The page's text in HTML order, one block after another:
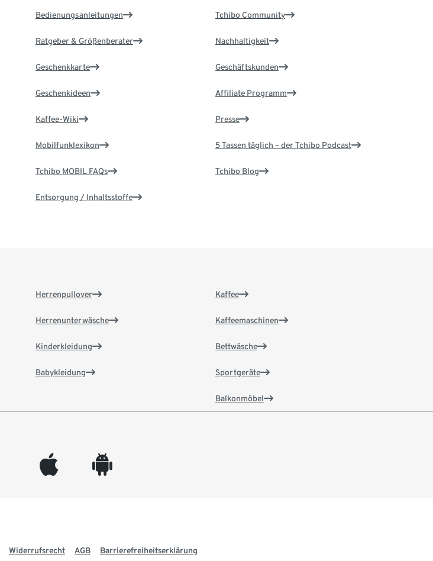
Bedienungsanleitungen
Ratgeber & Größenberater
Geschenkkarte
Geschenkideen
Kaffee-Wiki
Mobilfunklexikon
Tchibo MOBIL FAQs
Entsorgung / Inhaltsstoffe
Tchibo Community
Nachhaltigkeit
Geschäftskunden
Affiliate Programm
Presse
5 Tassen täglich – der Tchibo Podcast
Tchibo Blog
Herrenpullover
Herrenunterwäsche
Kinderkleidung
Babykleidung
Kaffee
Kaffeemaschinen
Bettwäsche
Sportgeräte
Balkonmöbel
appleinc android
Widerrufsrecht AGB Barrierefreiheitserklärung